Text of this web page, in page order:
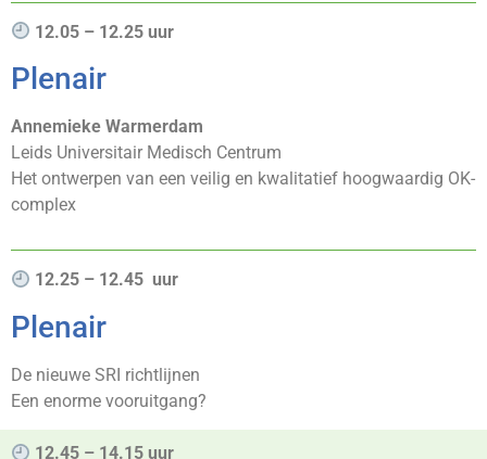
12.05 – 12.25 uur
Plenair
Annemieke Warmerdam
Leids Universitair Medisch Centrum
Het ontwerpen van een veilig en kwalitatief hoogwaardig OK-
complex
12.25 – 12.45 uur
Plenair
De nieuwe SRI richtlijnen
Een enorme vooruitgang?
12.45 – 14.15 uur